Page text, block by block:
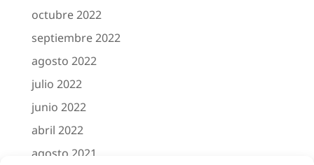
octubre 2022
septiembre 2022
agosto 2022
julio 2022
junio 2022
abril 2022
agosto 2021